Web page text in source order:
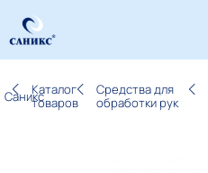
СаниксКаталог
товаров
Средства для
обработки рук